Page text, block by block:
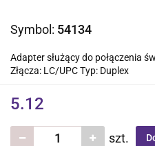
Symbol: 54134
Adapter służący do połączenia
Złącza: LC/UPC Typ: Duplex
5.12
szt.